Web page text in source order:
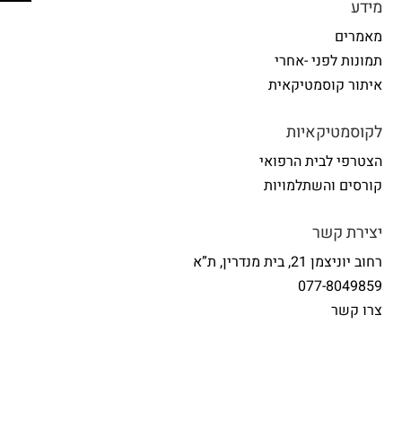
מידע
מאמרים
תמונות לפני -אחרי
איתור קוסמטיקאית
לקוסמטיקאיות
הצטרפי לבית הרפואי
קורסים והשתלמויות
יצירת קשר
רחוב יוניצמן 21, בית מנדרין, ת”א
077-8049859
צרו קשר